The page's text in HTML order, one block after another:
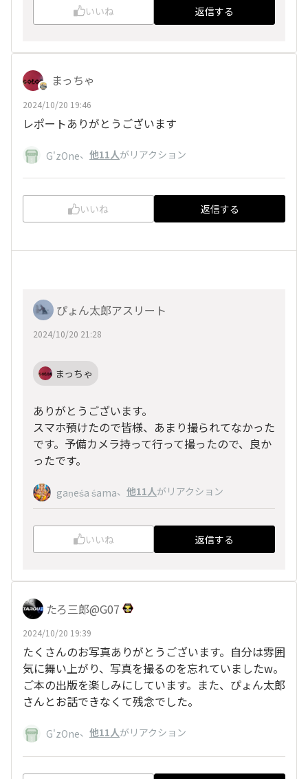
いいね 返信する
まっちゃ
2024/10/20 19:46
レポートありがとうございます
G'zOne、 他11人がリアクション
いいね 返信する
ぴょん太郎アスリート
2024/10/20 21:28
まっちゃ
ありがとうございます。
スマホ預けたので皆様、あまり撮られてなかった
です。予備カメラ持って行って撮ったので、良か
ったです。
gaṇeśa śama、 他11人がリアクション
いいね 返信する
たろ三郎@G07
2024/10/20 19:39
たくさんのお写真ありがとうございます。自分は雰囲
気に舞い上がり、写真を撮るのを忘れていましたw。
ご本の出版を楽しみにしています。また、ぴょん太郎
さんとお話できなくて残念でした。
G'zOne、 他11人がリアクション